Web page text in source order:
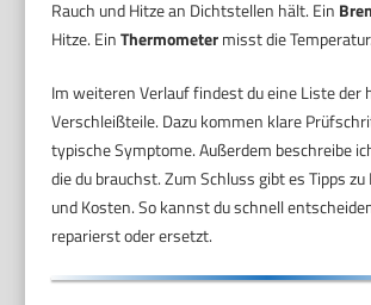
Rauch und Hitze an Dichtstellen hält. Ein
Hitze. EinThermometermisst die Temperatur.
Im weiteren Verlauf findest du eine Liste der
Verschleißteile. Dazu kommen klare
typische Symptome. Außerdem beschreibe
die du brauchst. Zum Schluss gibt es Tipps
und Kosten. So kannst du schnell
reparierst oder ersetzt.